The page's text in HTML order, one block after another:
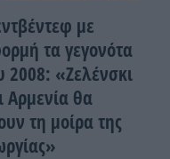
με
τα γεγονότα
2008: «Ζελένσκι
Αρμενία θα
τη μοίρα της